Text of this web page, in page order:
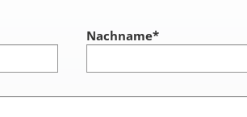
Nachname*